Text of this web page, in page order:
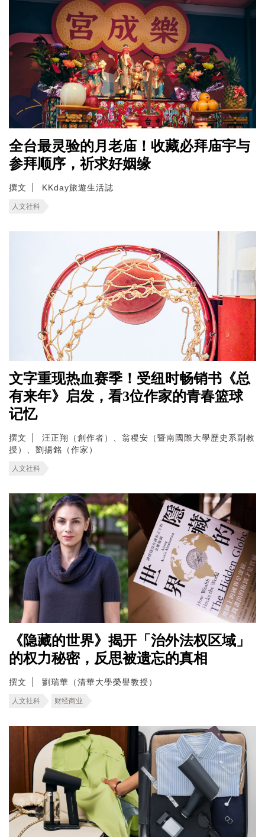
全台最灵验的月老庙！收藏必拜庙宇与
参拜顺序，祈求好姻缘
撰文 KKday旅遊生活誌
人文社科
文字重现热血赛季！受纽时畅销书《总
有来年》启发，看3位作家的青春篮球
记忆
撰文
汪正翔（創作者）、翁稷安（暨南國際大學歷史系副教
授）、劉揚銘（作家）
人文社科
《隐藏的世界》揭开「治外法权区域」
的权力秘密，反思被遗忘的真相
撰文 劉瑞華（清華大學榮譽教授）
人文社科 财经商业